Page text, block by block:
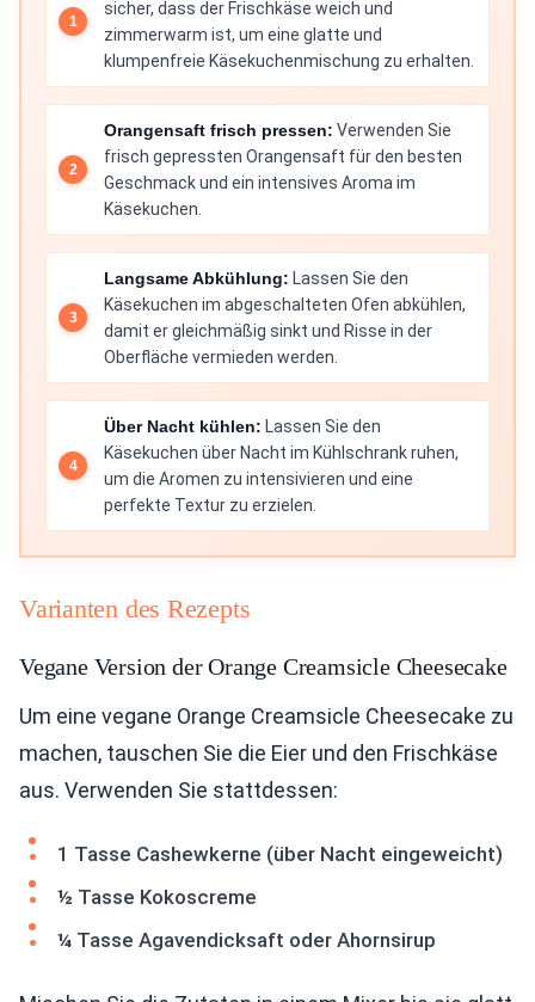
sicher, dass der Frischkäse weich und
zimmerwarm ist, um eine glatte und
klumpenfreie Käsekuchenmischung zu erhalten.
Orangensaft frisch pressen: Verwenden Sie
frisch gepressten Orangensaft für den besten
Geschmack und ein intensives Aroma im
Käsekuchen.
Langsame Abkühlung: Lassen Sie den
Käsekuchen im abgeschalteten Ofen abkühlen,
damit er gleichmäßig sinkt und Risse in der
Oberfläche vermieden werden.
Über Nacht kühlen: Lassen Sie den
Käsekuchen über Nacht im Kühlschrank ruhen,
um die Aromen zu intensivieren und eine
perfekte Textur zu erzielen.
Varianten des Rezepts
Vegane Version der Orange Creamsicle Cheesecake
Um eine vegane Orange Creamsicle Cheesecake zu
machen, tauschen Sie die Eier und den Frischkäse
aus. Verwenden Sie stattdessen:
1 Tasse Cashewkerne (über Nacht eingeweicht)
½ Tasse Kokoscreme
¼ Tasse Agavendicksaft oder Ahornsirup